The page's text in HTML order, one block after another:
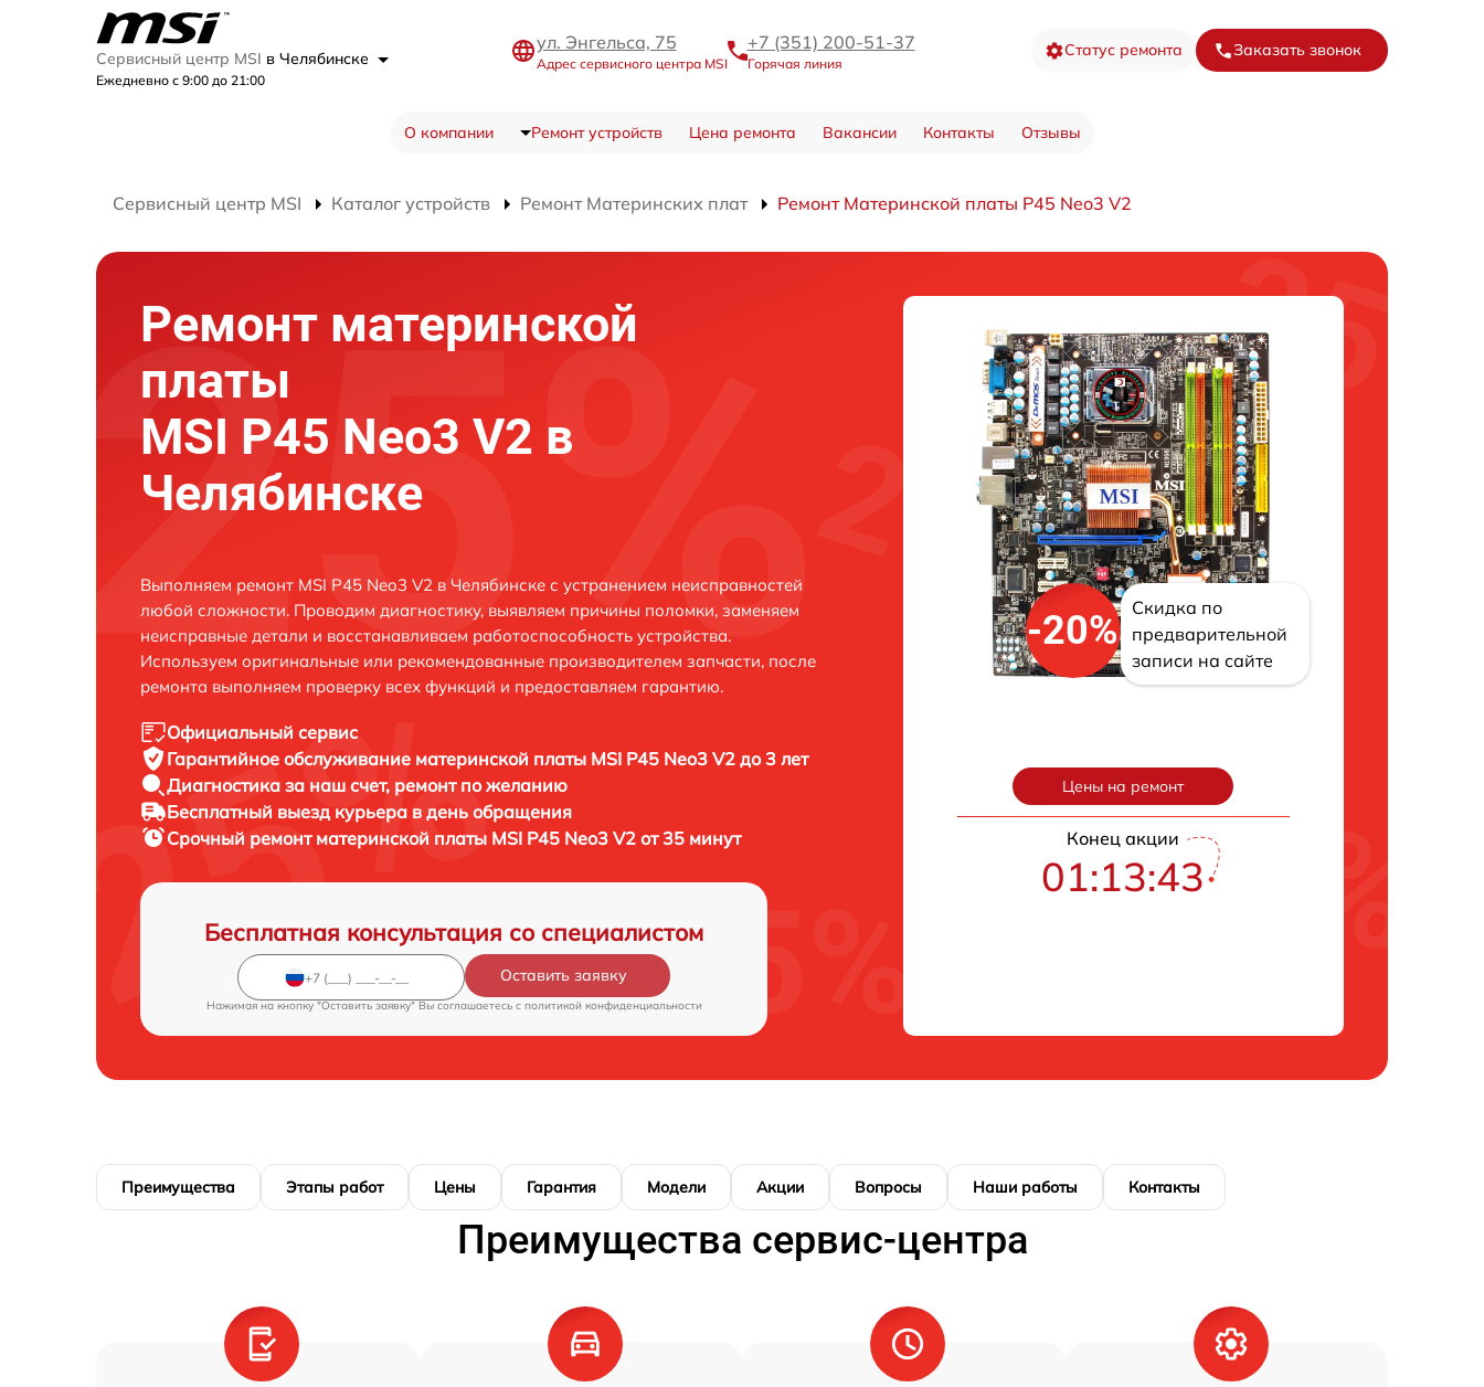
Сервисный центр MSI в Челябинске
Ежедневно с 9:00 до 21:00
ул. Энгельса, 75
Адрес сервисного центра MSI
+7 (351) 200-51-37
Горячая линия
Статус ремонта Заказать звонок
О компании Ремонт устройств Цена ремонта Вакансии Контакты Отзывы
Сервисный центр MSI Каталог устройств Ремонт Материнских плат Ремонт Материнской платы P45 Neo3 V2
Ремонт материнской
платы
MSI P45 Neo3 V2 в
Челябинске
Выполняем ремонт MSI P45 Neo3 V2 в Челябинске с устранением неисправностей
любой сложности. Проводим диагностику, выявляем причины поломки, заменяем
неисправные детали и восстанавливаем работоспособность устройства.
Используем оригинальные или рекомендованные производителем запчасти, после
ремонта выполняем проверку всех функций и предоставляем гарантию.
Официальный сервис
Гарантийное обслуживание материнской платы MSI P45 Neo3 V2 до 3 лет
Диагностика за наш счет, ремонт по желанию
Бесплатный выезд курьера в день обращения
Срочный ремонт материнской платы MSI P45 Neo3 V2 от 35 минут
Бесплатная консультация со специалистом
Оставить заявку
Нажимая на кнопку "Оставить заявку" Вы соглашаетесь c политикой конфиденциальности
-20%
Скидка по
предварительной
записи на сайте
Цены на ремонт
Конец акции
01:13:43
Преимущества Этапы работ Цены Гарантия Модели Акции Вопросы Наши работы Контакты
Преимущества сервис-центра